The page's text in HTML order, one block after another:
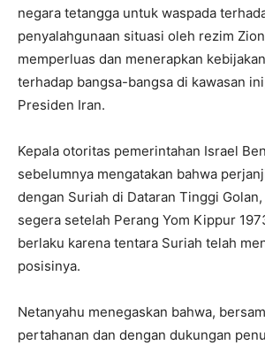
negara tetangga untuk waspada
penyalahgunaan situasi oleh rezim
memperluas dan menerapkan
terhadap bangsa-bangsa di kawasan
Presiden Iran.
Kepala otoritas pemerintahan Israel
sebelumnya mengatakan bahwa
dengan Suriah di Dataran Tinggi
segera setelah Perang Yom Kippur
berlaku karena tentara Suriah telah
posisinya.
Netanyahu menegaskan bahwa,
pertahanan dan dengan dukungan